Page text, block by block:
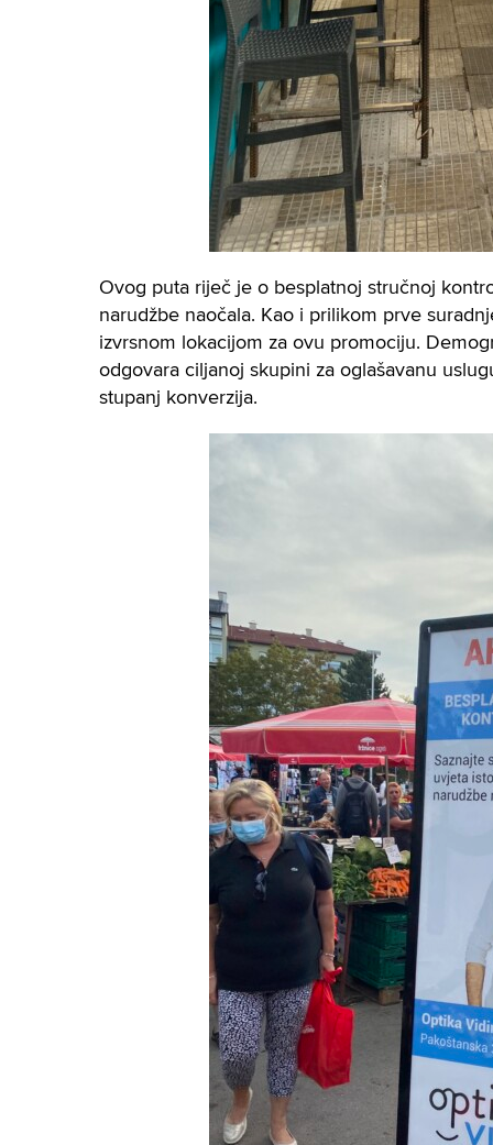
Ovog puta riječ je o besplatnoj stručnoj
narudžbe naočala. Kao i prilikom prve
izvrsnom lokacijom za ovu promociju.
odgovara ciljanoj skupini za oglašavanu
stupanj konverzija.